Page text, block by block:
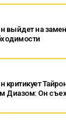
выйдет на
критикует
Диазом: Он